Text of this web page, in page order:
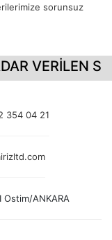
sorunsuz
VERİLEN
354 04 21
Ostim/ANKARA